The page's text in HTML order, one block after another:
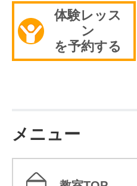
体験レッス
ン
を予約する
メニュー